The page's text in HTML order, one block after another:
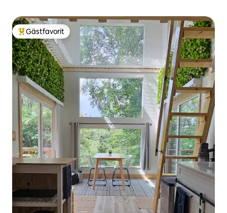
Populär gästfavorit
Gästfavorit